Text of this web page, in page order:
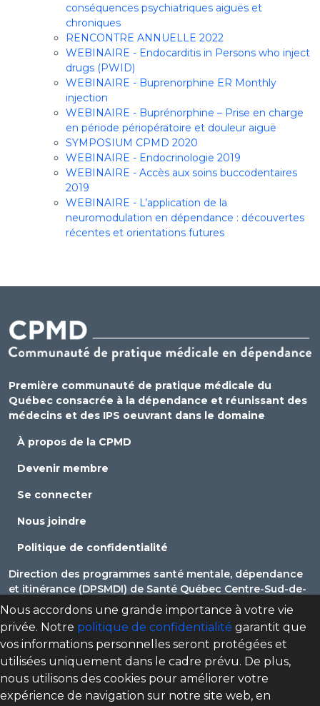
conséquences psychiatriques aiguës et
chroniques
RENCONTRE ANNUELLE 2022
WEBINAIRE - Endocarditis in Persons who inject
drugs (PWID)
WEBINAIRE - Buprenorphine ER Monthly
injection
WEBINAIRE - Buprénorphine – Prise en charge
en période périopératoire et douleur aiguë
SYMPOSIUM CPMD 2020
WEBINAIRE - Endocrinologie 2019
WEBINAIRE - Accès aux soins buccodentaires
2019
WEBINAIRE - L’application de la
neuromodulation en dépendance : découvertes
récentes et orientations futures
Première communauté de pratique médicale du
Québec consacrée à la dépendance et réunissant des
médecins et des IPS oeuvrant dans le domaine
À propos de la CPMD
Devenir membre
Se connecter
Nous joindre
Politique de confidentialité
Direction des programmes santé mentale, dépendance
et itinérance (DPSMDI) de Santé Québec Centre-Sud-de-
l'Île-de-Montréal – Universitaire
cpmd.ccsmtl@ssss.gouv.qc.ca
Nous accordons une grande importance à votre vie
privée. Notre politique de confidentialité garantit que
vos informations personnelles seront protégées et
utilisées uniquement dans le cadre prévu. De plus,
nous utilisons des cookies pour améliorer votre
expérience de navigation sur notre site web, en